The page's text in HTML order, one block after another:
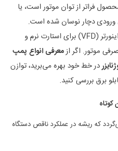
فراتر از توان موتور است، یا
ورودی دچار نوسان شده است.
استفاده از اینورتر (VFD) برای استارت نرم و
موتور. اگر ازمعرفی انواع پمپ
در خط خود بهره می‌برید، توازن
برق بررسی کنید.
که ریشه در عملکرد ناقص دستگاه